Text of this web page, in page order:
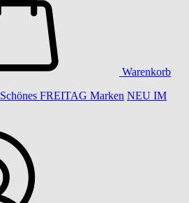
Warenkorb
Schönes FREITAG Marken NEU IM